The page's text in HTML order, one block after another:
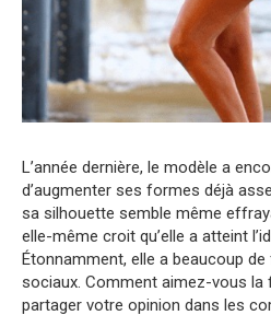
L’année dernière, le modèle a
d’augmenter ses formes déjà
sa silhouette semble même
elle-même croit qu’elle a atteint
Étonnamment, elle a beaucoup
sociaux. Comment aimez-vous la
partager votre opinion dans les